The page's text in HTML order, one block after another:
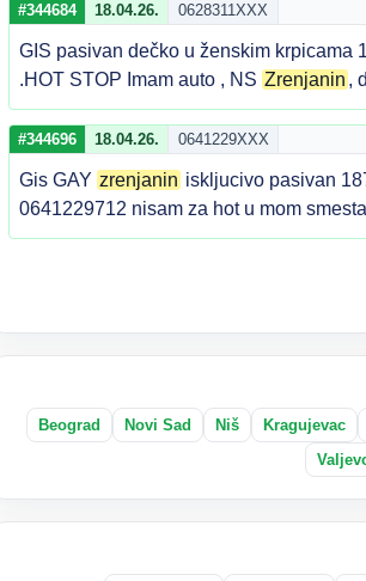
#344684 18.04.26. 0628311XXX
GIS pasivan dečko u ženskim krpicama
.HOT STOP Imam auto , NS Zrenjanin ,
#344696 18.04.26. 0641229XXX
Gis GAY zrenjanin iskljucivo pasivan
0641229712 nisam za hot u mom
Beograd Novi Sad Niš Kragujevac